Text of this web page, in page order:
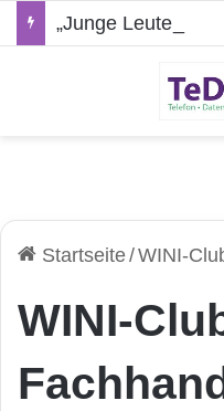
Startseite/WINI-
WINI-